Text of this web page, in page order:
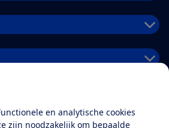
en analytische cookies
zijn noodzakelijk om bepaalde